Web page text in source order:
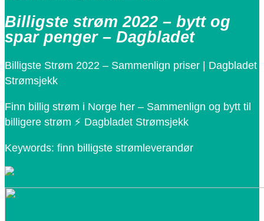
Billigste strøm 2022 – bytt og
spar penger – Dagbladet
Billigste Strøm 2022 – Sammenlign priser | Dagbladet
Strømsjekk
Finn billig strøm i Norge her – Sammenlign og bytt til
billigere strøm ⚡ Dagbladet Strømsjekk
Keywords: finn billigste strømleverandør